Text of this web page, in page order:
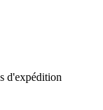
d'expédition